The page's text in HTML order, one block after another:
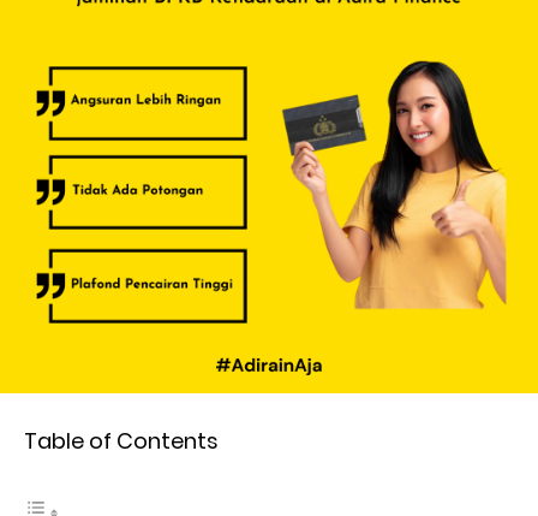
Table of Contents